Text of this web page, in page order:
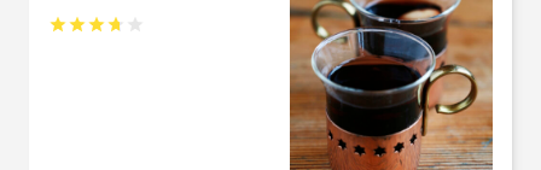
Betyg: 3.71 av 5